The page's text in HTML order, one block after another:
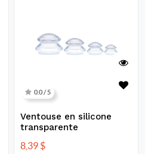
0.0 / 5
Ventouse en silicone
transparente
8,39 $